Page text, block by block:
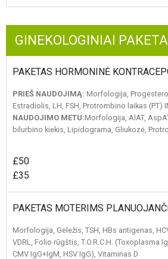
GINEKOLOGINIAI
PAKETAS HORMONINĖ
PRIEŠ NAUDOJIMĄ: Morfologija,
Estradiolis, LH, FSH, Protrombino laikas (PT)
NAUDOJIMO METU:Morfologija, AlAT,
bilurbino kiekis, Lipidograma, Gliukozė,
£50
£35
PAKETAS MOTERIMS
Morfologija, Geležis, TSH, HBs antigenas,
VDRL, Folio rūgštis, T.O.R.C.H. (Toxoplasma
CMV IgG+IgM, HSV IgG), Vitaminas D